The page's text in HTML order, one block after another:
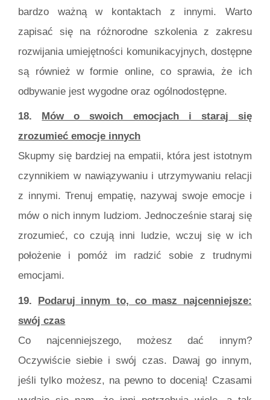
bardzo ważną w kontaktach z innymi. Warto
zapisać się na różnorodne szkolenia z zakresu
rozwijania umiejętności komunikacyjnych, dostępne
są również w formie online, co sprawia, że ich
odbywanie jest wygodne oraz ogólnodostępne.
18.
Mów o swoich emocjach i staraj się
zrozumieć emocje innych
Skupmy się bardziej na empatii, która jest istotnym
czynnikiem w nawiązywaniu i utrzymywaniu relacji
z innymi. Trenuj empatię, nazywaj swoje emocje i
mów o nich innym ludziom. Jednocześnie staraj się
zrozumieć, co czują inni ludzie, wczuj się w ich
położenie i pomóż im radzić sobie z trudnymi
emocjami.
19. Podaruj innym to, co masz najcenniejsze:
swój czas
Co najcenniejszego, możesz dać innym?
Oczywiście siebie i swój czas. Dawaj go innym,
jeśli tylko możesz, na pewno to docenią! Czasami